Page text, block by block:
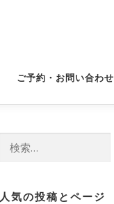
ご予約・お問い合わせ
人気の投稿とページ